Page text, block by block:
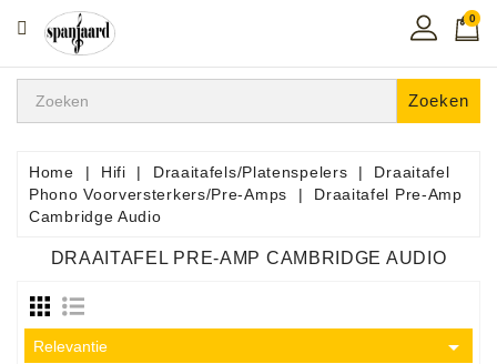
CATEGORIE
Home
In
De
Regio
Toetsen
Hifi
0
Zoeken
Home Hifi Draaitafels/Platenspelers
Draaitafel
Phono Voorversterkers/Pre-Amps
Draaitafel Pre-Amp
Cambridge Audio
DRAAITAFEL PRE-AMP CAMBRIDGE AUDIO
Relevantie 